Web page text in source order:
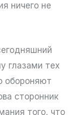
ничего не
глазами тех
обороняют
сторонник
того, что